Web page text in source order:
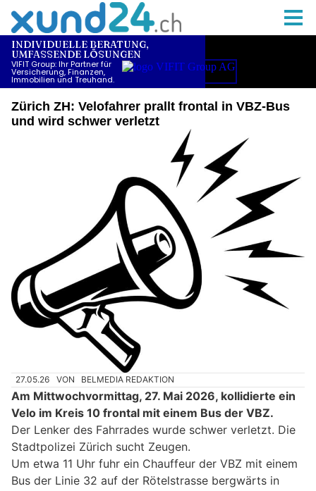
Zürich ZH: Velofahrer prallt frontal in VBZ-Bus
und wird schwer verletzt
27.05.26 VON BELMEDIA REDAKTION
Am Mittwochvormittag, 27. Mai 2026, kollidierte ein
Velo im Kreis 10 frontal mit einem Bus der VBZ.
Der Lenker des Fahrrades wurde schwer verletzt. Die
Stadtpolizei Zürich sucht Zeugen.
Um etwa 11 Uhr fuhr ein Chauffeur der VBZ mit einem
Bus der Linie 32 auf der Rötelstrasse bergwärts in